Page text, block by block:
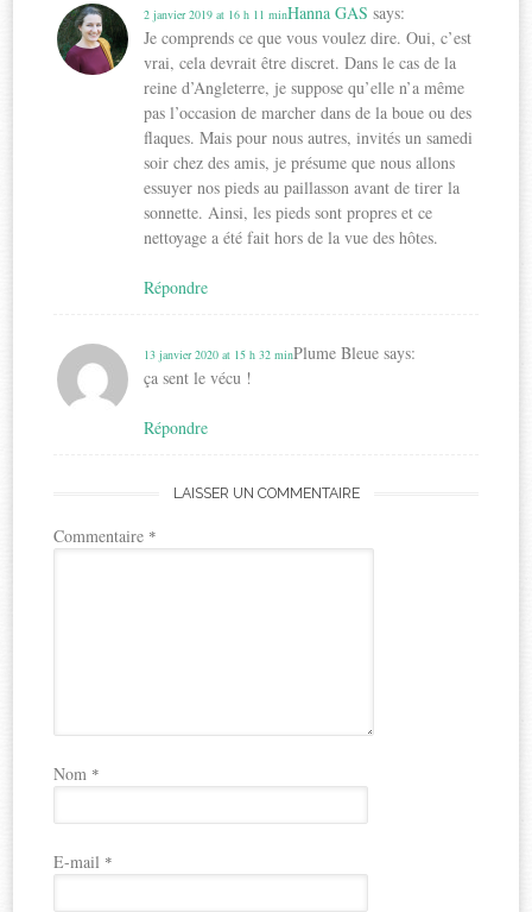
Hanna GAS says:
2 janvier 2019 at 16 h 11 min
Je comprends ce que vous voulez dire. Oui, c’est
vrai, cela devrait être discret. Dans le cas de la
reine d’Angleterre, je suppose qu’elle n’a même
pas l’occasion de marcher dans de la boue ou des
flaques. Mais pour nous autres, invités un samedi
soir chez des amis, je présume que nous allons
essuyer nos pieds au paillasson avant de tirer la
sonnette. Ainsi, les pieds sont propres et ce
nettoyage a été fait hors de la vue des hôtes.
Répondre
Plume Bleue says:
13 janvier 2020 at 15 h 32 min
ça sent le vécu !
Répondre
LAISSER UN COMMENTAIRE
Commentaire *
Nom *
E-mail *